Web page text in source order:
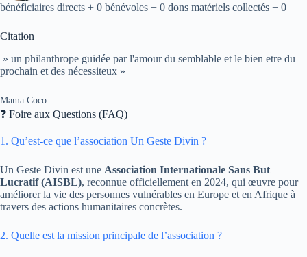
bénéficiaires directs + 0 bénévoles + 0 dons matériels collectés + 0
Citation
» un philanthrope guidée par l'amour du semblable et le bien etre du
prochain et des nécessiteux »
Mama Coco
❓ Foire aux Questions (FAQ)
1. Qu’est-ce que l’association Un Geste Divin ?
Un Geste Divin est une Association Internationale Sans But
Lucratif (AISBL), reconnue officiellement en 2024, qui œuvre pour
améliorer la vie des personnes vulnérables en Europe et en Afrique à
travers des actions humanitaires concrètes.
2. Quelle est la mission principale de l’association ?